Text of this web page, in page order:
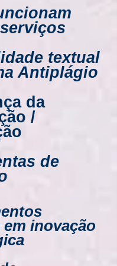
textual
Antiplágio
da
/
de
inovação